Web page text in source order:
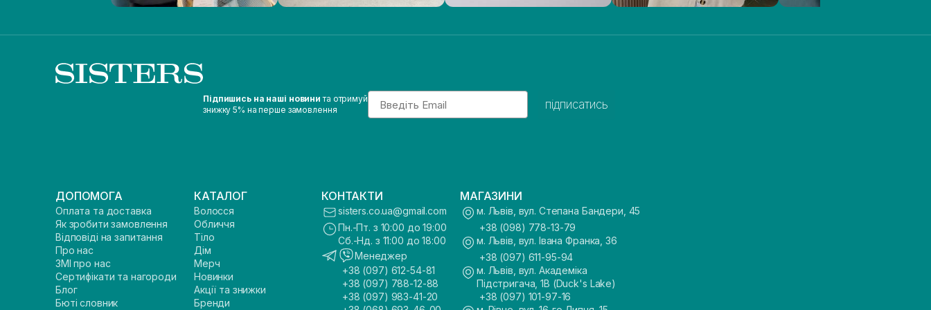
Підпишись на наші новини та отримуй
знижку 5% на перше замовлення
Email
підписатись
ДОПОМОГА
Оплата та доставка
Як зробити замовлення
Відповіді на запитання
Про нас
ЗМІ про нас
Сертифікати та нагороди
Блог
Бюті словник
КАТАЛОГ
Волосся
Обличчя
Тіло
Дім
Мерч
Новинки
Акції та знижки
Бренди
КОНТАКТИ
sisters.co.ua@gmail.com
Пн.-Пт. з 10:00 до 19:00
Сб.-Нд. з 11:00 до 18:00
Менеджер
+38 (097) 612-54-81
+38 (097) 788-12-88
+38 (097) 983-41-20
МАГАЗИНИ
м. Львів, вул. Степана Бандери, 45
+38 (098) 778-13-79
м. Львів, вул. Івана Франка, 36
+38 (097) 611-95-94
м. Львів, вул. Академіка
Підстригача, 1В (Duck's Lake)
+38 (097) 101-97-16